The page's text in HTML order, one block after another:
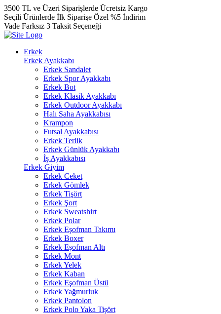
3500 TL ve Üzeri Siparişlerde Ücretsiz Kargo
Seçili Ürünlerde İlk Siparişe Özel %5 İndirim
Vade Farksız 3 Taksit Seçeneği
Erkek
Erkek Ayakkabı
Erkek Sandalet
Erkek Spor Ayakkabı
Erkek Bot
Erkek Klasik Ayakkabı
Erkek Outdoor Ayakkabı
Halı Saha Ayakkabısı
Krampon
Futsal Ayakkabısı
Erkek Terlik
Erkek Günlük Ayakkabı
İş Ayakkabısı
Erkek Giyim
Erkek Ceket
Erkek Gömlek
Erkek Tişört
Erkek Şort
Erkek Sweatshirt
Erkek Polar
Erkek Eşofman Takımı
Erkek Boxer
Erkek Eşofman Altı
Erkek Mont
Erkek Yelek
Erkek Kaban
Erkek Eşofman Üstü
Erkek Yağmurluk
Erkek Pantolon
Erkek Polo Yaka Tişört